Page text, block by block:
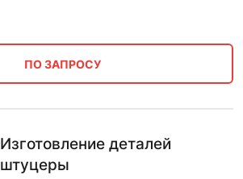
ПО ЗАПРОСУ
Изготовление деталей
штуцеры